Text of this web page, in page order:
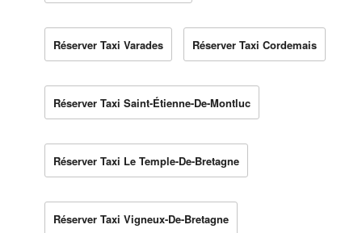
Réserver Taxi Varades Réserver Taxi Cordemais
Réserver Taxi Saint-Étienne-De-Montluc
Réserver Taxi Le Temple-De-Bretagne
Réserver Taxi Vigneux-De-Bretagne